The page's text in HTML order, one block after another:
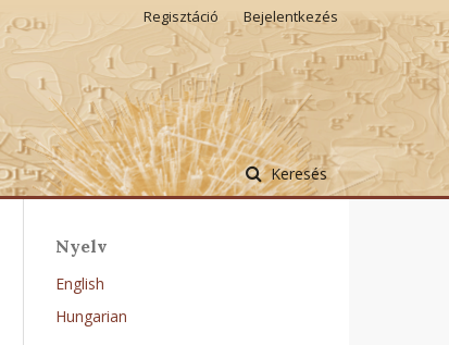
Keresés
Regisztáció Bejelentkezés
Nyelv
English
Hungarian